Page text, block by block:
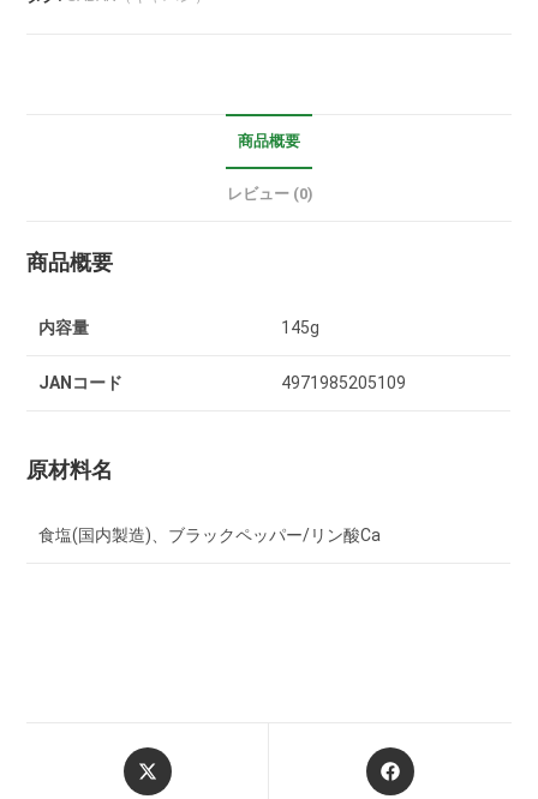
商品概要
レビュー (0)
商品概要
内容量 145g
JANコード 4971985205109
原材料名
食塩(国内製造)、ブラックペッパー/リン酸Ca